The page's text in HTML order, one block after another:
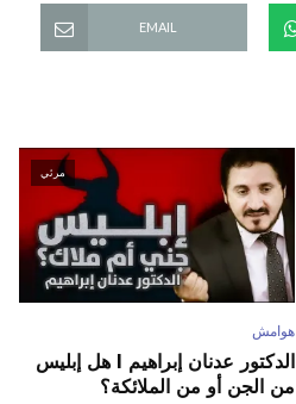
EMAIL
مرئي
هوامش
الدكتور عدنان إبراهيم l هل إبليس
من الجن أو من الملائكة؟